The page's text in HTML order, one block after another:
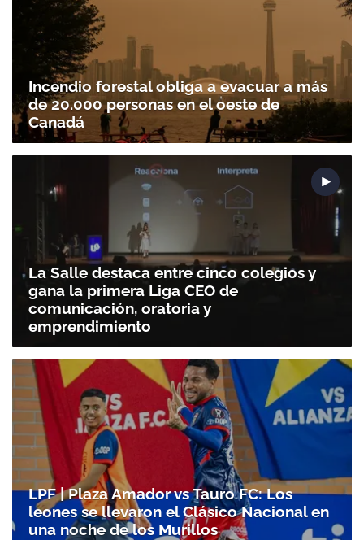
Gracias por suscribirte a nuestro boletín.
Incendio forestal obliga a evacuar a más
de 20.000 personas en el oeste de
Canadá
La Salle destaca entre cinco colegios y
gana la primera Liga CEO de
comunicación, oratoria y
emprendimiento
LPF | Plaza Amador vs Tauro FC: Los
leones se llevaron el Clásico Nacional en
una noche de los Murillos